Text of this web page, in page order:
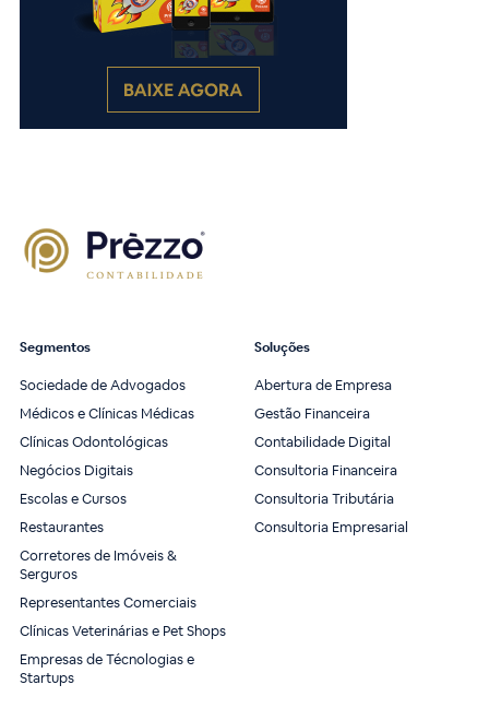
Segmentos
Sociedade de Advogados
Médicos e Clínicas Médicas
Clínicas Odontológicas
Negócios Digitais
Escolas e Cursos
Restaurantes
Corretores de Imóveis &
Serguros
Representantes Comerciais
Clínicas Veterinárias e Pet Shops
Empresas de Técnologias e
Startups
Soluções
Abertura de Empresa
Gestão Financeira
Contabilidade Digital
Consultoria Financeira
Consultoria Tributária
Consultoria Empresarial